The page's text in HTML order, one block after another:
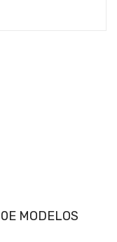
MODELOS